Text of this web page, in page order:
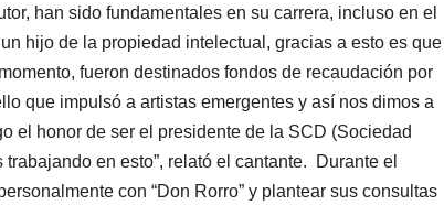
han sido fundamentales en su carrera, incluso en el
hijo de la propiedad intelectual, gracias a esto es que
fueron destinados fondos de recaudación por
que impulsó a artistas emergentes y así nos dimos a
el honor de ser el presidente de la SCD (Sociedad
en esto”, relató el cantante. Durante el
con “Don Rorro” y plantear sus consultas